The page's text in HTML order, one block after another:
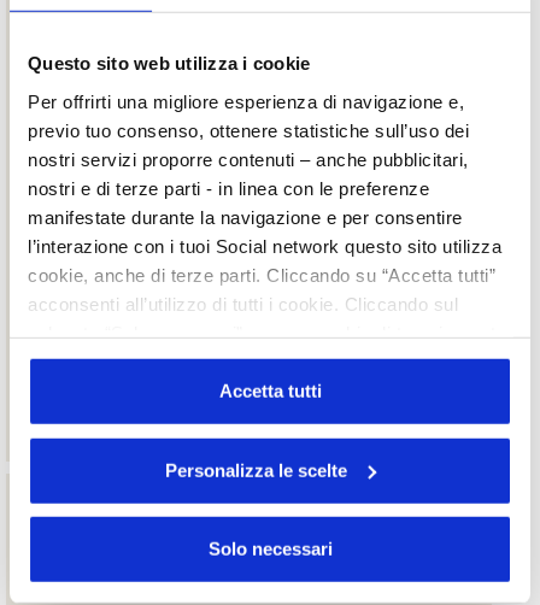
Questo sito web utilizza i cookie
Per offrirti una migliore esperienza di navigazione e,
previo tuo consenso, ottenere statistiche sull’uso dei
nostri servizi proporre contenuti – anche pubblicitari,
nostri e di terze parti - in linea con le preferenze
manifestate durante la navigazione e per consentire
l’interazione con i tuoi Social network questo sito utilizza
cookie, anche di terze parti. Cliccando su “Accetta tutti”
acconsenti all’utilizzo di tutti i cookie. Cliccando sul
o profilazione viene utilizzato. Cliccando su
“Personalizza le scelte” è possibile esprimere la propria
volontà in relazione a ciascuna categoria di cookie del
Accetta tutti
Personalizza le scelte
Solo necessari
Progetto speciale USA e meeting 1to1
Milano, 19 ottobre.
Incontro informativo di approfondimento regolatorio sugli
Stati Uniti:
“Everything the Cosmetic and OTC manufacturer needs to
know
about the US Market”
Cosmoprof North America - 2016
USA: nuove disposizioni per l’ingresso negli Stati Uniti
Cosmoprof North America - 2013
Cosmoprof North America - 2012
Cosmoprof North America - 2011
Cosmoprof North America - 2010
Cosmoprof North America - 2009
Cosmoprof North America - 2008
NACDS Market Place - 2006
Circolari
2025/101 Aggiornamento sui dazi – Accordo USA-UE